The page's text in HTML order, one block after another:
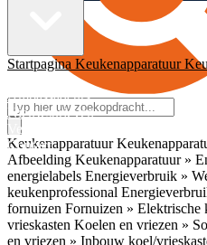
Keukenapparatuur
Afbeelding Keukenapparatuur »
energielabels Energieverbruik »
keukenprofessional
fornuizen Fornuizen » Elektrische
vrieskasten Koelen en vriezen »
en vriezen » Inbouw koel/
Startpagina Keukenapparatuur
Ambassadeurs
Nieuwsbrieven
Veelgestelde vragen
Contact